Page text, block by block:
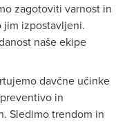
zagotoviti varnost in
jim izpostavljeni.
naše ekipe
davčne učinke
in
Sledimo trendom in